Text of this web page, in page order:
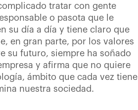
tratar con gente
o pasota que le
su día a día y tiene claro que
en gran parte, por los valores
su futuro, siempre ha soñado
y afirma que no quiere
ámbito que cada vez tiene
nuestra sociedad.